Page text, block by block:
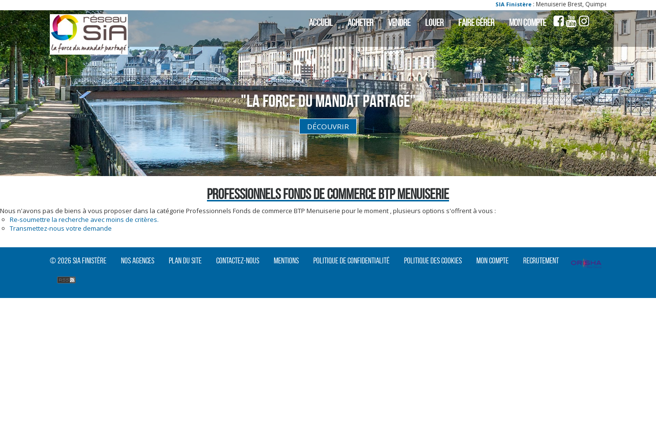
SIA Finistère: Menuiserie Brest, Quimper, Morlaix,
ACCUEIL ACHETER VENDRE LOUER FAIRE GÉRER MON COMPTE
"La Force du Mandat partagé"
DÉCOUVRIR
PROFESSIONNELS FONDS DE COMMERCE BTP MENUISERIE
Nous n'avons pas de biens à vous proposer dans la catégorie Professionnels Fonds de commerce BTP Menuiserie pour le moment , plusieurs options s'offrent à vous :
Re-soumettre la recherche avec moins de critères.
Transmettez-nous votre demande
© 2026 SIA Finistère Nos agences Plan du site Contactez-nous Mentions Politique de confidentialité Politique des cookies Mon compte Recrutement